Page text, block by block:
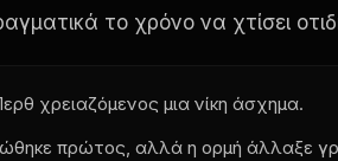
το χρόνο να χτίσει
χρειαζόμενος μια νίκη άσχημα.
πρώτος, αλλά η ορμή άλλαξε